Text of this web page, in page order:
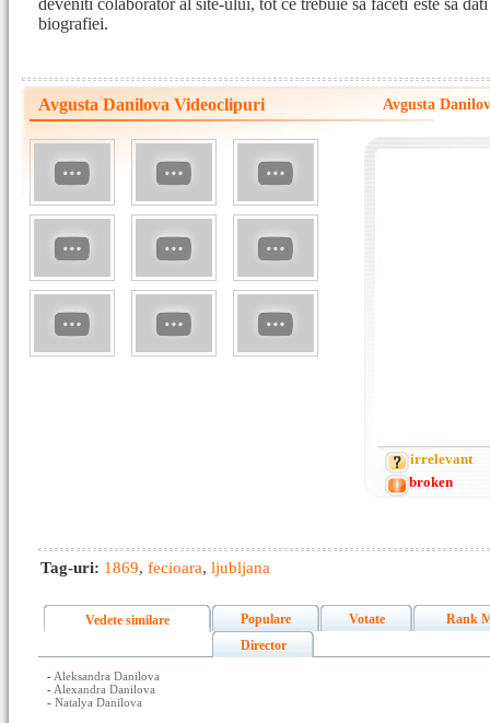
deveniti colaborator al site-ului, tot ce trebuie sa faceti este sa
biografiei.
Avgusta Danilova Videoclipuri Avgusta
irrelevant
broken
Tag-uri: 1869, fecioara, ljubljana
Vedete similare Populare Votate
Rank
Director
- Aleksandra Danilova
- Alexandra Danilova
- Natalya Danilova